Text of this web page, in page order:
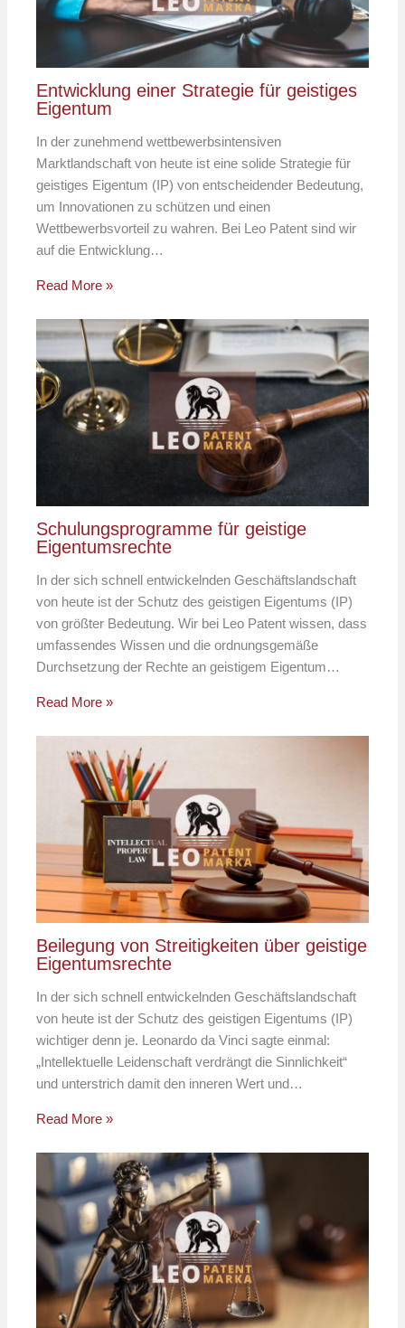
Entwicklung einer Strategie für geistiges
Eigentum
In der zunehmend wettbewerbsintensiven
Marktlandschaft von heute ist eine solide Strategie für
geistiges Eigentum (IP) von entscheidender Bedeutung,
um Innovationen zu schützen und einen
Wettbewerbsvorteil zu wahren. Bei Leo Patent sind wir
auf die Entwicklung…
Read More »
Schulungsprogramme für geistige
Eigentumsrechte
In der sich schnell entwickelnden Geschäftslandschaft
von heute ist der Schutz des geistigen Eigentums (IP)
von größter Bedeutung. Wir bei Leo Patent wissen, dass
umfassendes Wissen und die ordnungsgemäße
Durchsetzung der Rechte an geistigem Eigentum…
Read More »
Beilegung von Streitigkeiten über geistige
Eigentumsrechte
In der sich schnell entwickelnden Geschäftslandschaft
von heute ist der Schutz des geistigen Eigentums (IP)
wichtiger denn je. Leonardo da Vinci sagte einmal:
„Intellektuelle Leidenschaft verdrängt die Sinnlichkeit“
und unterstrich damit den inneren Wert und…
Read More »